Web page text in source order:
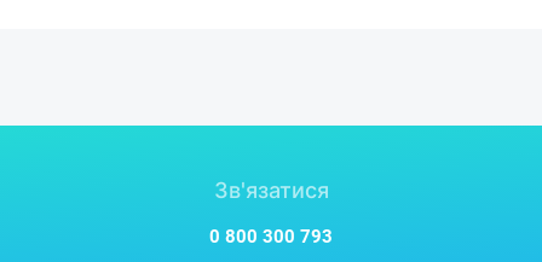
Зв'язатися
0 800 300 793